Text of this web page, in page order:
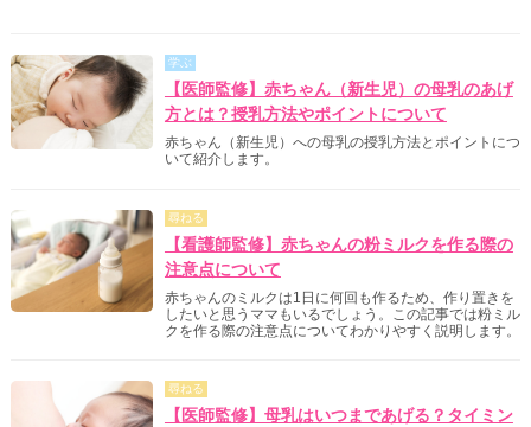
学ぶ
【医師監修】赤ちゃん（新生児）の母乳のあげ
方とは？授乳方法やポイントについて
赤ちゃん（新生児）への母乳の授乳方法とポイントにつ
いて紹介します。
尋ねる
【看護師監修】赤ちゃんの粉ミルクを作る際の
注意点について
赤ちゃんのミルクは1日に何回も作るため、作り置きを
したいと思うママもいるでしょう。この記事では粉ミル
クを作る際の注意点についてわかりやすく説明します。
尋ねる
【医師監修】母乳はいつまであげる？タイミン